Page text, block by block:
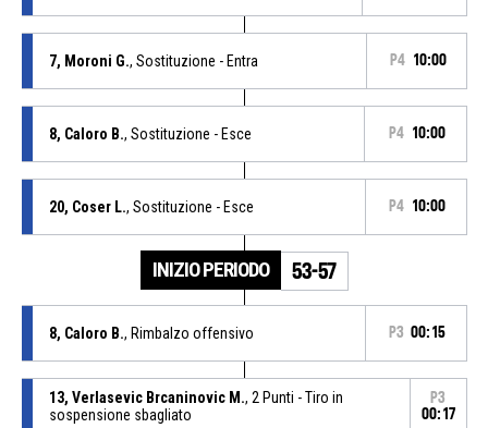
7, Moroni G., Sostituzione - Entra P4 10:00
8, Caloro B., Sostituzione - Esce P4 10:00
20, Coser L., Sostituzione - Esce P4 10:00
INIZIO PERIODO 53-57
8, Caloro B., Rimbalzo offensivo P3 00:15
13, Verlasevic Brcaninovic M., 2 Punti - Tiro in
sospensione sbagliato
P3
00:17